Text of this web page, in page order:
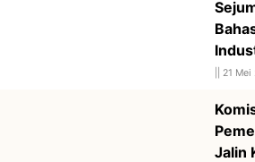
21 Mei
Jalin